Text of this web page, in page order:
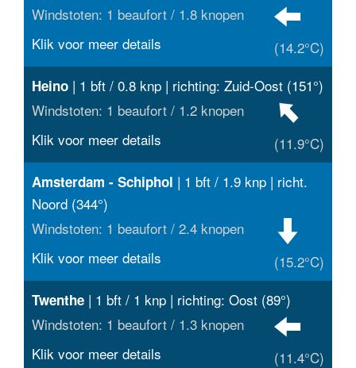
Windstoten: 1 beaufort / 1.8 knopen
(14.2°C)
Klik voor meer details
Heino | 1 bft / 0.8 knp | richting: Zuid-Oost (151°)
Windstoten: 1 beaufort / 1.2 knopen
(11.9°C)
Klik voor meer details
Amsterdam - Schiphol | 1 bft / 1.9 knp | richt.
Noord (344°)
Windstoten: 1 beaufort / 2.4 knopen
(15.2°C)
Klik voor meer details
Twenthe | 1 bft / 1 knp | richting: Oost (89°)
Windstoten: 1 beaufort / 1.3 knopen
(11.4°C)
Klik voor meer details